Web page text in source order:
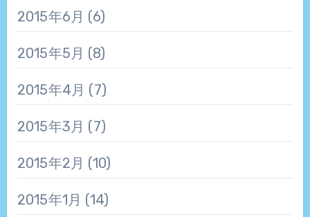
2015年6月 (6)
2015年5月 (8)
2015年4月 (7)
2015年3月 (7)
2015年2月 (10)
2015年1月 (14)